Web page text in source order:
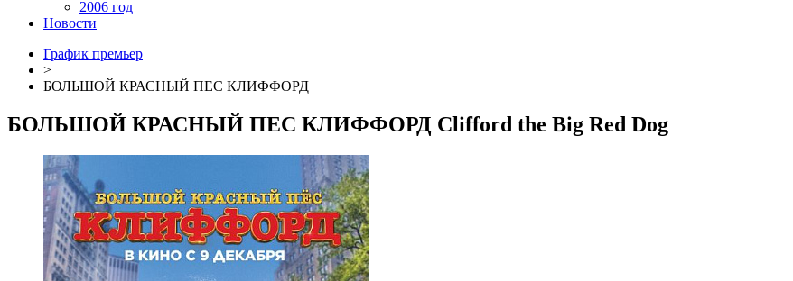
2006 год
Новости
График премьер
>
БОЛЬШОЙ КРАСНЫЙ ПЕС КЛИФФОРД
БОЛЬШОЙ КРАСНЫЙ ПЕС КЛИФФОРД Clifford the Big Red Dog